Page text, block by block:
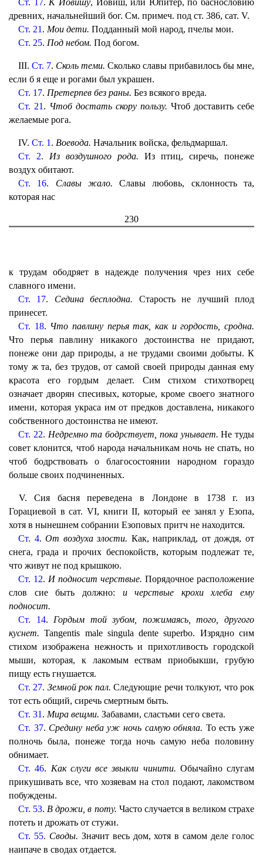
древних, начальнейший бог. См. примеч. под ст. 386, сат. V.
Ст. 21 . Мои дети. Подданный мой народ, пчелы мои.
Ст. 25. Под небом. Под богом.
III. Ст. 7. Сколь теми. Сколько славы прибавилось бы мне,
если б я еще и рогами был украшен.
Ст. 17. Претерпев без раны. Без всякого вреда.
Ст. 21 . Чтоб достать скору пользу. Чтоб доставить себе
желаемые рога.
IV. Ст. 1 . Воевода. Начальник войска, фельдмаршал.
Ст. 2. Из воздушного рода. Из птиц, сиречь, понеже
воздух обитают.
Ст. 16. Славы жало. Славы любовь, склонность та,
которая нас
230
к трудам ободряет в надежде получения чрез них себе
славного имени.
Ст. 17. Седина бесплодна. Старость не лучший плод
принесет.
Ст. 18. Что павлину перья так, как и гордость, сродна.
Что перья павлину никакого достоинства не придают,
понеже они дар природы, а не трудами своими добыты. К
тому ж та, без трудов, от самой своей природы данная ему
красота его гордым делает. Сим стихом стихотворец
означает дворян спесивых, которые, кроме своего знатного
имени, которая украса им от предков доставлена, никакого
собственного достоинства не имеют.
Ст. 22. Недремно та бодрствует, пока унывает. Не туды
совет клонится, чтоб народа начальникам ночь не спать, но
чтоб бодрствовать о благосостоянии народном гораздо
больше своих подчиненных.
V. Сия басня переведена в Лондоне в 1738 г. из
Горациевой в сат. VI, книги II, который ее занял у Езопа,
хотя в нынешнем собрании Езоповых притч не находится.
Ст. 4.От воздуха злости. Как, наприклад, от дождя, от
снега, града и прочих беспокойств, которым подлежат те,
что живут не под крышкою.
Ст. 12. И подносит черствые. Порядочное расположение
слов сие быть должно: и черствые крохи хлеба ему
подносит.
Ст. 14. Гордым той зубом, пожимаясь, того, другого
куснет. Tangentis male singula dente superbo. Изрядно сим
стихом изображена нежность и прихотливость городской
мыши, которая, к лакомым ествам приобыкши, грубую
пищу есть гнушается.
Ст. 27. Земной рок пал. Следующие речи толкуют, что рок
тот есть общий, сиречь смертным быть.
Ст. 31 . Мира вещми. Забавами, сластьми сего света.
Ст. 37. Средину неба уж ночь самую обняла. То есть уже
полночь была, понеже тогда ночь самую неба половину
обнимает.
Ст. 46. Как слуги все звыкли чинити. Обычайно слугам
прикушивать все, что хозяевам на стол подают, лакомством
побуждены.
Ст. 53. В дрожи, в поту. Часто случается в великом страхе
потеть и дрожать от стужи.
Ст. 55. Своды. Значит весь дом, хотя в самом деле голос
наипаче в сводах отдается.